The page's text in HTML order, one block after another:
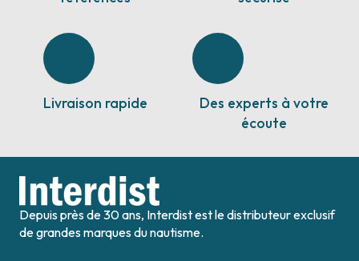
Livraison rapide
Des experts à votre
écoute
Depuis près de 30 ans, Interdist est le distributeur exclusif
de grandes marques du nautisme.